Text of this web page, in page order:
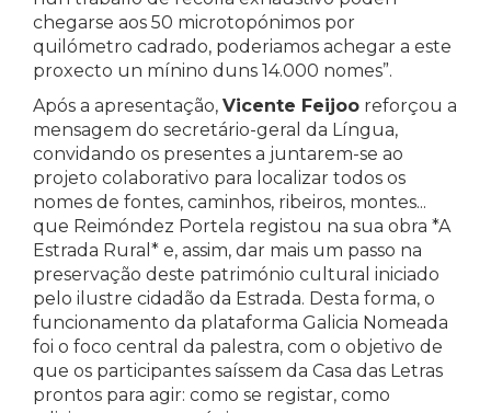
chegarse aos 50 microtopónimos por
quilómetro cadrado, poderiamos achegar a este
proxecto un mínino duns 14.000 nomes”.
Após a apresentação, Vicente Feijoo reforçou a
mensagem do secretário-geral da Língua,
convidando os presentes a juntarem-se ao
projeto colaborativo para localizar todos os
nomes de fontes, caminhos, ribeiros, montes...
que Reimóndez Portela registou na sua obra *A
Estrada Rural* e, assim, dar mais um passo na
preservação deste património cultural iniciado
pelo ilustre cidadão da Estrada. Desta forma, o
funcionamento da plataforma Galicia Nomeada
foi o foco central da palestra, com o objetivo de
que os participantes saíssem da Casa das Letras
prontos para agir: como se registar, como